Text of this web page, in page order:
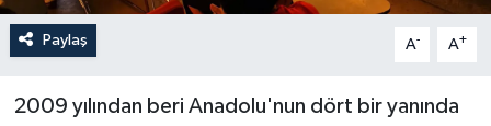
Paylaş A- A+
2009 yılından beri Anadolu'nun dört bir yanında